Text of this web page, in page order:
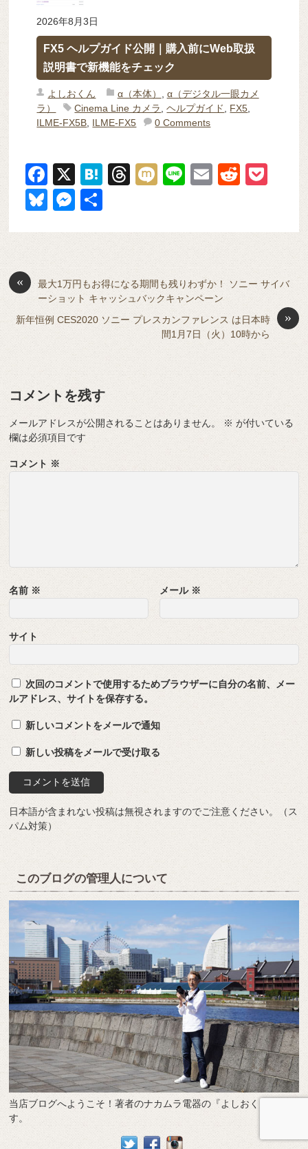
2026年8月3日
FX5 ヘルプガイド公開｜購入前にWeb取扱
説明書で新機能をチェック
よしおくん α（本体）
α（デジタル一眼カメ
ラ）
Cinema Line カメラ ,ヘルプガイド FX5
ILME-FX5B ILME-FX5 0 Comments
F
a
c
e
o
o
k
X
H
n
T
a
s
M
Li
E
R
di et
Bl
y
M
n
g
«
最大1万円もお得になる期間も残りわずか！ ソニー サイバ
ーショット キャッシュバックキャンペーン
»
新年恒例 CES2020 ソニー プレスカンファレンス は日本時
間1月7日（火）10時から
コメントを残す
メールアドレスが公開されることはありません。 ※ が付いている
欄は必須項目です
コメント ※
名前 ※ メール ※
サイト
次回のコメントで使用するためブラウザーに自分の名前、メー
ルアドレス、サイトを保存する。
新しいコメントをメールで通知
新しい投稿をメールで受け取る
日本語が含まれない投稿は無視されますのでご注意ください。（ス
パム対策）
このブログの管理人について
当店ブログへようこそ！著者のナカムラ電器の『よしおくん』で
す。